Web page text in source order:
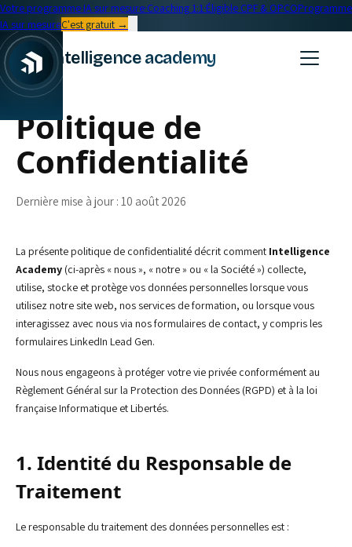
Votre programme IA sur mesure·Coaching 1:1·Éligible CPF & OPCOProgramme
IA sur mesureC'est gratuit →
intelligence academy
Politique de
Confidentialité
Dernière mise à jour : 10 août 2026
La présente politique de confidentialité décrit comment Intelligence
Academy (ci-après « nous », « notre » ou « la Société ») collecte,
utilise, stocke et protège vos données personnelles lorsque vous
utilisez notre site web, nos services de formation, ou lorsque vous
interagissez avec nous via nos formulaires de contact, y compris les
formulaires LinkedIn Lead Gen.
Nous nous engageons à protéger votre vie privée conformément au
Règlement Général sur la Protection des Données (RGPD) et à la loi
française Informatique et Libertés.
1. Identité du Responsable de
Traitement
Le responsable du traitement des données personnelles est :